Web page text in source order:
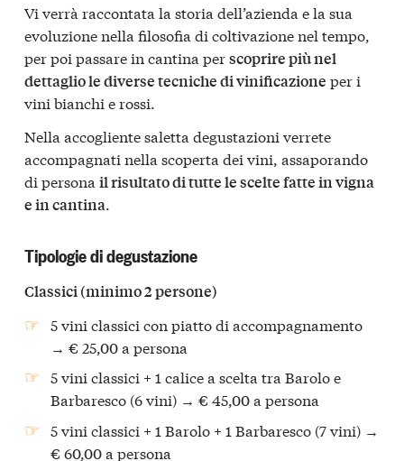
Vi verrà raccontata la storia dell’azienda e la sua
evoluzione nella filosofia di coltivazione nel tempo,
per poi passare in cantina perscoprire più nel
dettaglio le diverse tecniche di vinificazione per i
vini bianchi e rossi.
Nella accogliente saletta degustazioni verrete
accompagnati nella scoperta dei vini, assaporando
di persona il risultato di tutte le scelte fatte in vigna
e in cantina.
Tipologie di degustazione
Classici (minimo 2 persone)
5 vini classici con piatto di accompagnamento
→ € 25,00 a persona
5 vini classici + 1 calice a scelta tra Barolo e
Barbaresco (6 vini) → € 45,00 a persona
5 vini classici + 1 Barolo + 1 Barbaresco (7 vini) →
€ 60,00 a persona